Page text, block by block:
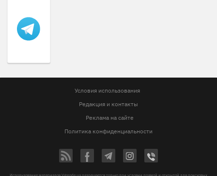
Условия использования
Редакция и контакты
Реклама на сайте
Политика конфиденциальности
Использование материалов Vgorode.ua разрешается только при условии прямой и открытой для поисковых